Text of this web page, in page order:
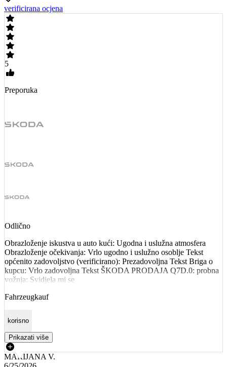
verificirana ocjena
5
Preporuka
Odlično
Obrazloženje iskustva u auto kući: Ugodna i uslužna atmosfera
Obrazloženje očekivanja: Vrlo ugodno i uslužno osoblje Tekst
općenito zadovoljstvo (verificirano): Prezadovoljna Tekst Briga o
kupcu: Vrlo zadovoljna Tekst ŠKODA PRODAJA Q7D.0: probna
vožnja: Svidjela mi se
Fahrzeugkauf
korisno
Prikazati više
MARIJANA V.